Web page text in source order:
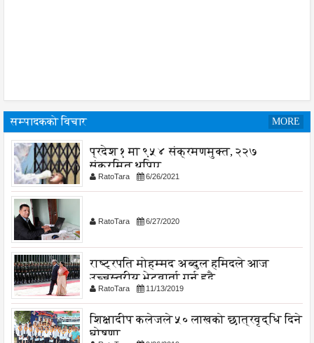
सम्पादकको विचार MORE
प्रदेश १ मा ९५४ संक्रमणमुक्त, २२७
संक्रमित थपिए
RatoTara 6/26/2021
RatoTara 6/27/2020
राष्ट्रपति मोहम्मद अब्दुल हमिदले आज
उच्चस्तरीय भेटवार्ता गर्नु हुदै,
RatoTara 11/13/2019
शिक्षादीप कलेजले ५० लाखको छात्रवृद्धि दिने
घोषणा